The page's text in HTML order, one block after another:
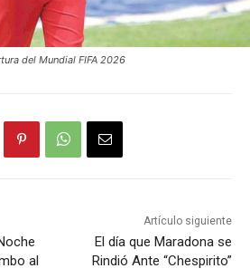
del Mundial FIFA 2026
al
Artículo siguiente
El día que Maradona se
Rindió Ante “Chespirito”